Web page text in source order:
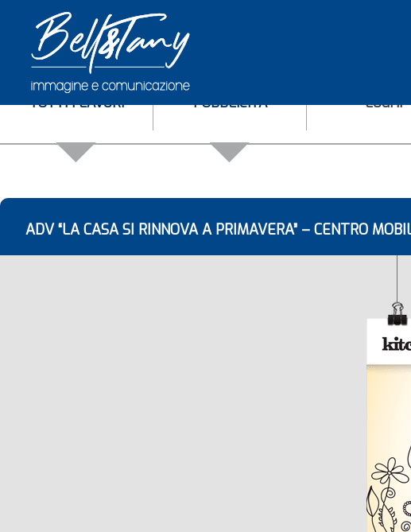
TUTTI I LAVORI PUBBLICITÀ LOGHI
ADV “LA CASA SI RINNOVA A PRIMAVERA” – CENTRO